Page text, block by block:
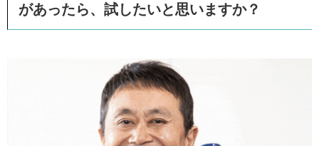
があったら、試したいと思いますか？